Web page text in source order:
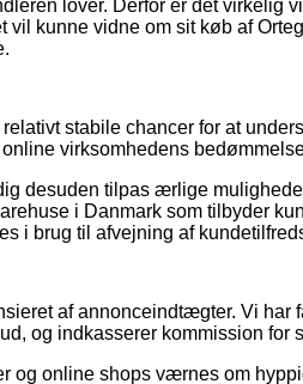
lover. Derfor er det virkelig
vil kunne vidne om sit køb af
stabile chancer for at
virksomhedens
desuden tilpas ærlige
i Danmark som tilbyder
i brug til afvejning af
af annonceindtægter. Vi har
og indkasserer kommission for
og online shops værnes om